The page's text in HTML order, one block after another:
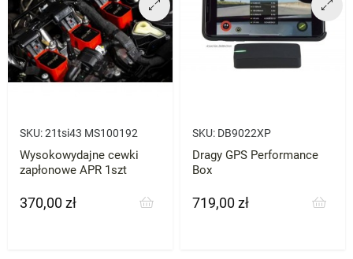
SKU:21tsi43 MS100192
Wysokowydajne cewki
zapłonowe APR 1szt
Cena
370,00 zł
SKU: DB9022XP
Dragy GPS Performance
Box
Cena
719,00 zł